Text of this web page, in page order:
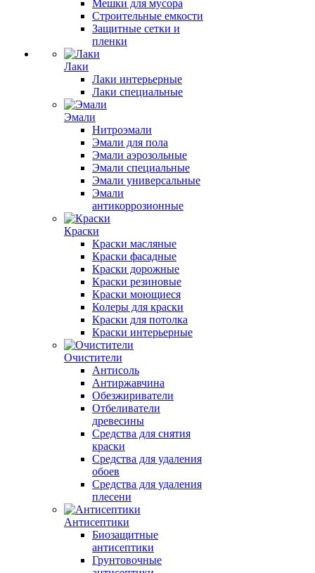
Мешки для мусора
Строительные емкости
Защитные сетки и
пленки
Лаки
Лаки интерьерные
Лаки специальные
Эмали
Нитроэмали
Эмали для пола
Эмали аэрозольные
Эмали специальные
Эмали универсальные
Эмали
антикоррозионные
Краски
Краски масляные
Краски фасадные
Краски дорожные
Краски резиновые
Краски моющиеся
Колеры для краски
Краски для потолка
Краски интерьерные
Очистители
Антисоль
Антиржавчина
Обезжириватели
Отбеливатели
древесины
Средства для снятия
краски
Средства для удаления
обоев
Средства для удаления
плесени
Антисептики
Биозащитные
антисептики
Грунтовочные